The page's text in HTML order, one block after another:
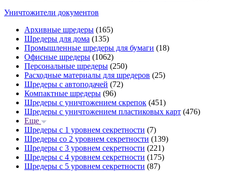
Уничтожители документов
Архивные шредеры (165)
Шредеры для дома (135)
Промышленные шредеры для бумаги (18)
Офисные шредеры (1062)
Персональные шредеры (250)
Расходные материалы для шредеров (25)
Шредеры с автоподачей (72)
Компактные шредеры (96)
Шредеры с уничтожением скрепок (451)
Шредеры с уничтожением пластиковых карт (476)
Еще
Шредеры с 1 уровнем секретности (7)
Шредеры со 2 уровнем секретности (139)
Шредеры с 3 уровнем секретности (221)
Шредеры с 4 уровнем секретности (175)
Шредеры с 5 уровнем секретности (87)